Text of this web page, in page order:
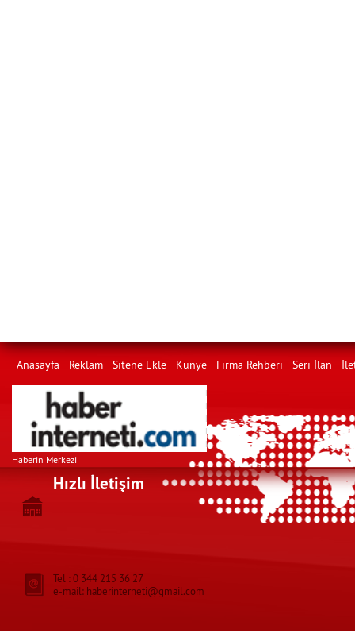
Anasayfa Reklam Sitene Ekle Künye Firma Rehberi Seri İlan
Haberin Merkezi
Hızlı İletişim
Tel : 0 344 215 36 27
e-mail: haberinterneti@gmail.com